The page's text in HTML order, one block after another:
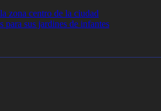
zona centro de la ciudad
sus jardines de infantes